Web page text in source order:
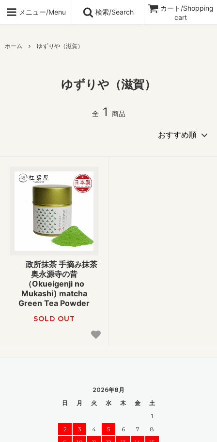
メニュー/Menu 検索/Search
カート/Shopping
cart
ホーム ゆずりや（滋賀）
ゆずりや（滋賀）
全 1 商品
政所抹茶 手摘み抹茶
奥永源寺の昔
（Okueigenji no
Mukashi) matcha
Green Tea Powder
SOLD OUT
2026年8月
日
月 火 水 木 金
土
1
2
3 4 5 6 7
8